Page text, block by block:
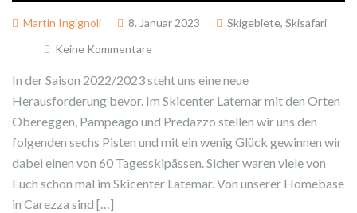
Martin Ingignoli 8. Januar 2023 Skigebiete, Skisafari
Keine Kommentare
In der Saison 2022/2023 steht uns eine neue
Herausforderung bevor. Im Skicenter Latemar mit den Orten
Obereggen, Pampeago und Predazzo stellen wir uns den
folgenden sechs Pisten und mit ein wenig Glück gewinnen wir
dabei einen von 60 Tagesskipässen. Sicher waren viele von
Euch schon mal im Skicenter Latemar. Von unserer Homebase
in Carezza sind […]